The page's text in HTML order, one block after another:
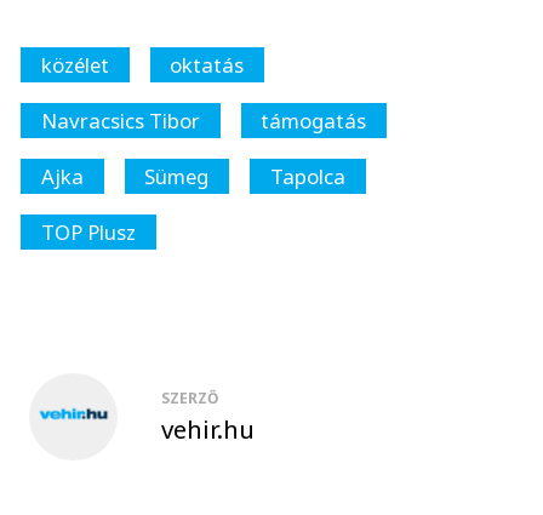
közélet
oktatás
Navracsics Tibor
támogatás
Ajka
Sümeg
Tapolca
TOP Plusz
SZERZŐ
vehir.hu